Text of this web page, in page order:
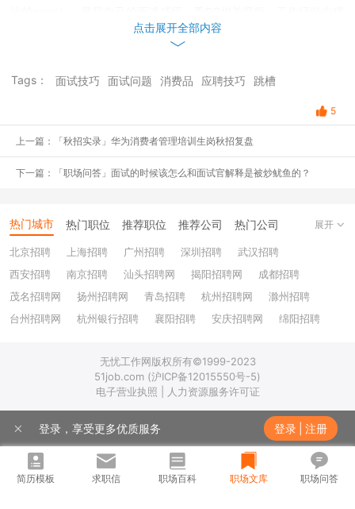
社招，有500强，也有互联网，甚至有查理芒格声称既不会做多也不
会做空的特斯拉。我 个人觉得PG是广州性价比最高的公司
其它一线甚至二线城市，可能有其它更好的选择，但是在广州，可能
2. 有勇有谋的投递：
我最开始投递的岗位和我的背景不太相关，但
是我做了如下3件事：
① 鼓起勇气，抱着试一试的心态申请。
② 根据JD挖掘有一些相关的经历，并customize我的cv，
③ 根据JD要求，去学习了一下需要的skills。当时写需要会
使用KNIME, 我就去搜了一下，发现全网只有一个大佬在B
站发过中文的视频教程，就跟着学学，并且准备了些flow的
截图，后面面试时候果然也被问到了，就轻描淡写的拿出我
用KNIME搭建了XXX模型，一顿展 (zhuang) 示 (X)。
点击展开全部内容
Tags： 面试技巧 面试问题 消费品 应聘技巧 跳槽
5
上一篇：「秋招实录」华为消费者管理培训生岗秋招复盘
下一篇：「职场问答」面试的时候该怎么和面试官解释是被炒鱿鱼的？
热门城市 热门职位 推荐职位 推荐公司 热门公司
北京招聘 上海招聘 广州招聘 深圳招聘
武汉招聘
西安招聘
南京招聘 汕头招聘网 揭阳招聘网
成都招聘
茂名招聘网
扬州招聘网 青岛招聘 杭州招聘网
滁州招聘
台州招聘网
杭州银行招聘 襄阳招聘 安庆招聘网
绵阳招聘
上饶招聘网
展开
无忧工作网版权所有©1999-2023
51job.com (沪ICP备12015550号-5)
电子营业执照 | 人力资源服务许可证
登录，享受更多优质服务 登录 注册
简历模板 求职信 职场百科 职场文库 职场问答